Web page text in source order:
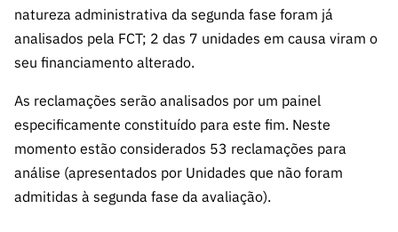
natureza administrativa da segunda fase foram já
analisados pela FCT; 2 das 7 unidades em causa viram o
seu financiamento alterado.
As reclamações serão analisados por um painel
especificamente constituído para este fim. Neste
momento estão considerados 53 reclamações para
análise (apresentados por Unidades que não foram
admitidas à segunda fase da avaliação).